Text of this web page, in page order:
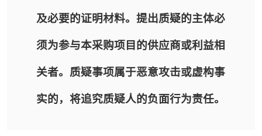
及必要的证明材料。提出质疑的主体必
须为参与本采购项目的供应商或利益相
关者。质疑事项属于恶意攻击或虚构事
实的，将追究质疑人的负面行为责任。